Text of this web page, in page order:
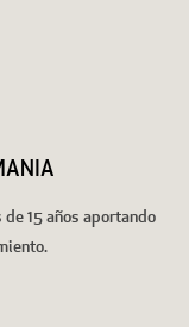
15 años aportando